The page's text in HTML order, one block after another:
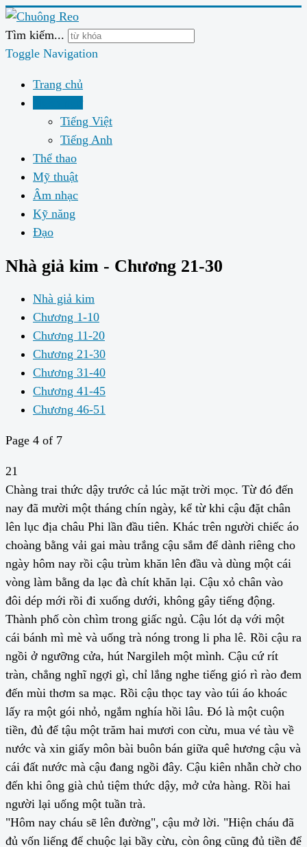
Tìm kiếm...
Toggle Navigation
Trang chủ
Tiếng Việt
Tiếng Anh
Thể thao
Mỹ thuật
Âm nhạc
Kỹ năng
Đạo
Nhà giả kim - Chương 21-30
Nhà giả kim
Chương 1-10
Chương 11-20
Chương 21-30
Chương 31-40
Chương 41-45
Chương 46-51
Page 4 of 7
21
Chàng trai thức dậy trước cả lúc mặt trời mọc. Từ đó đến
nay đã mười một tháng chín ngày, kể từ khi cậu đặt chân
lên lục địa châu Phi lần đầu tiên. Khác trên người chiếc áo
choàng bằng vải gai màu trắng cậu sắm để dành riêng cho
ngày hôm nay rồi cậu trùm khăn lên đầu và dùng một cái
vòng làm bằng da lạc đà chít khăn lại. Cậu xỏ chân vào
đôi dép mới rồi đi xuống dưới, không gây tiếng động.
Thành phố còn chìm trong giấc ngủ. Cậu lót dạ với một
cái bánh mì mè và uống trà nóng trong li pha lê. Rồi cậu ra
ngồi ở ngưỡng cửa, hút Nargileh một mình. Cậu cứ rít
tràn, chẳng nghĩ ngợi gì, chỉ lắng nghe tiếng gió rì rào đem
đến mùi thơm sa mạc. Rồi cậu thọc tay vào túi áo khoác
lấy ra một gói nhỏ, ngắm nghía hồi lâu. Đó là một cuộn
tiền, đủ để tậu một trăm hai mươi con cừu, mua vé tàu về
nước và xin giấy môn bài buôn bán giữa quê hương cậu và
cái đất nước mà cậu đang ngồi đây. Cậu kiên nhẫn chờ cho
đến khi ông già chủ tiệm thức dậy, mở cửa hàng. Rồi hai
người lại uống một tuần trà.
"Hôm nay cháu sẽ lên đường", cậu mở lời. "Hiện cháu đã
đủ vốn liếng để chuộc lại bầy cừu, còn ông cũng đủ tiền để